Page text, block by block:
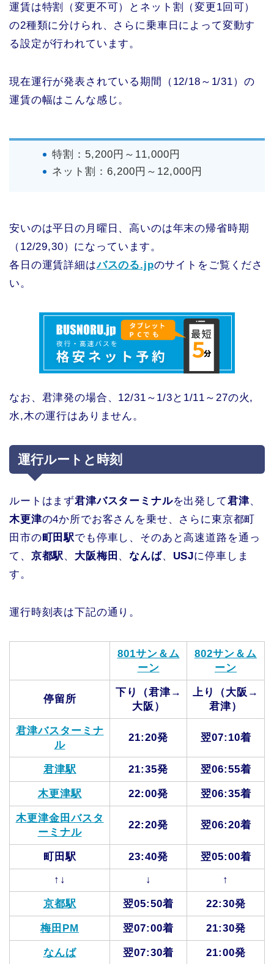
運賃は特割（変更不可）とネット割（変更1回可）
の2種類に分けられ、さらに乗車日によって変動す
る設定が行われています。
現在運行が発表されている期間（12/18～1/31）の
運賃の幅はこんな感じ。
特割：5,200円～11,000円
ネット割：6,200円～12,000円
安いのは平日の月曜日、高いのは年末の帰省時期
（12/29,30）になっています。
各日の運賃詳細はバスのる.jpのサイトをご覧くださ
い。
なお、君津発の場合、12/31～1/3と1/11～27の火,
水,木の運行はありません。
運行ルートと時刻
ルートはまず君津バスターミナルを出発して君津、
木更津の4か所でお客さんを乗せ、さらに東京都町
田市の町田駅でも停車し、そのあと高速道路を通っ
て、 京都駅、 大阪梅田 、なんば、 USJに停車しま
す。
運行時刻表は下記の通り。
801サン＆ム
ーン
802サン＆ム
ーン
停留所
下り（君津→
大阪）
上り（大阪→
君津）
君津バスターミナ
ル
21:20発 翌07:10着
君津駅 21:35発 翌06:55着
木更津駅 22:00発 翌06:35着
木更津金田バスタ
ーミナル
22:20発 翌06:20着
町田駅 23:40発
翌05:00着
↑↓
↓ ↑
京都駅 翌05:50着 22:30発
梅田PM 翌07:00着 21:30発
なんば 翌07:30着 21:00発